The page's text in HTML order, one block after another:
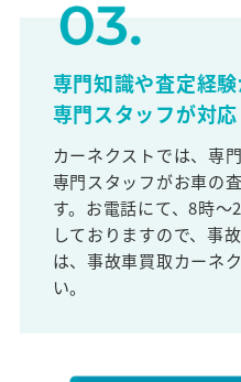
専門知識や査定経
専門スタッフが対応
カーネクストでは、専
専門スタッフがお車の
す。お電話にて、8時
しておりますので、事
は、事故車買取カーネ
い。